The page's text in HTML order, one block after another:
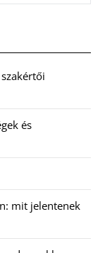
szakértői
és
mit jelentenek